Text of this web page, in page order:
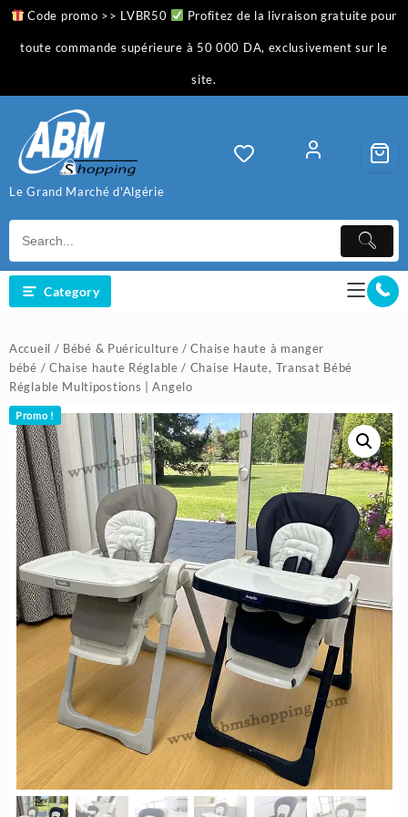
Skip
content
Code promo >> LVBR50 Profitez de la livraison gratuite pour
toute commande supérieure à 50 000 DA, exclusivement sur le
site.
Le Grand Marché d'Algérie
Category
Accueil / Bébé & Puériculture /Chaise haute à manger
bébé / Chaise haute Réglable / Chaise Haute, Transat Bébé
Réglable Multipostions | Angelo
Promo !